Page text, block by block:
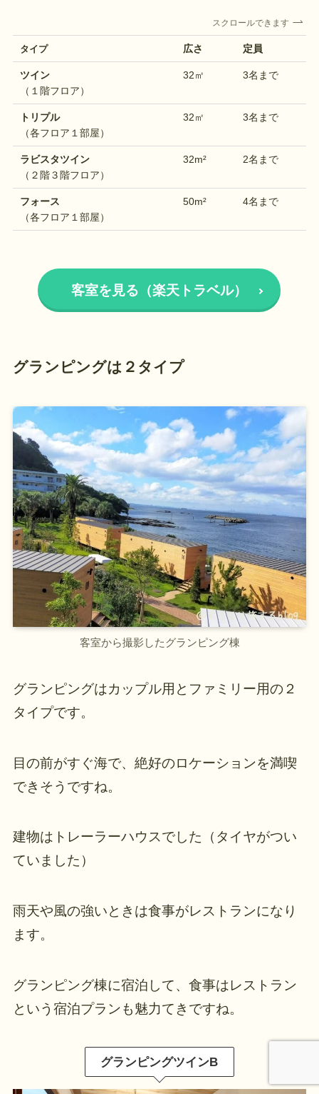
スクロールできます
タイプ 広さ 定員
ツイン
（１階フロア）
32㎡ 3名まで
トリプル
（各フロア１部屋）
32㎡ 3名まで
ラビスタツイン
（２階３階フロア）
32m² 2名まで
フォース
（各フロア１部屋）
50m² 4名まで
客室を見る（楽天トラベル）
グランピングは２タイプ
客室から撮影したグランピング棟
グランピングはカップル用とファミリー用の２
タイプです。
目の前がすぐ海で、絶好のロケーションを満喫
できそうですね。
建物はトレーラーハウスでした（タイヤがつい
ていました）
雨天や風の強いときは食事がレストランになり
ます。
グランピング棟に宿泊して、食事はレストラン
という宿泊プランも魅力てきですね。
グランピングツインB